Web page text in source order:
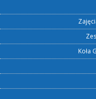
Koła